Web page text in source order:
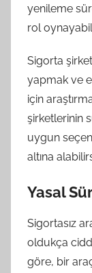
yenileme
rol
Sigorta
yapmak ve
için
şirketlerinin
uygun
altına
Yasal
Sigortasız
oldukça
göre, bir